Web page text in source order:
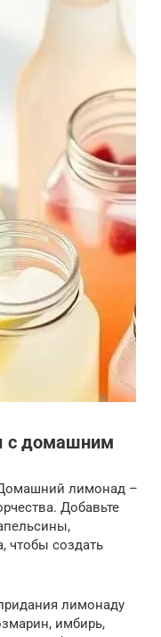
с домашним
лимонад –
Добавьте
чтобы создать
лимонаду
имбирь,